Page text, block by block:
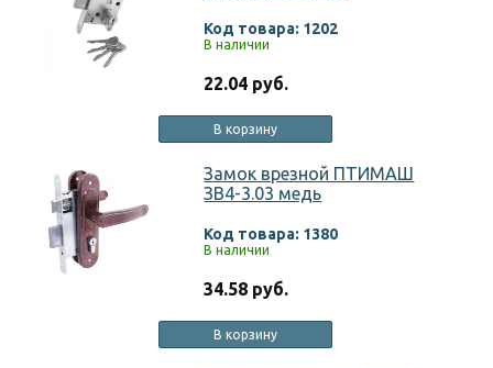
Код товара: 1202
В наличии
22.04 руб.
В корзину
Замок врезной ПТИМАШ
ЗВ4-3.03 медь
Код товара: 1380
В наличии
34.58 руб.
В корзину